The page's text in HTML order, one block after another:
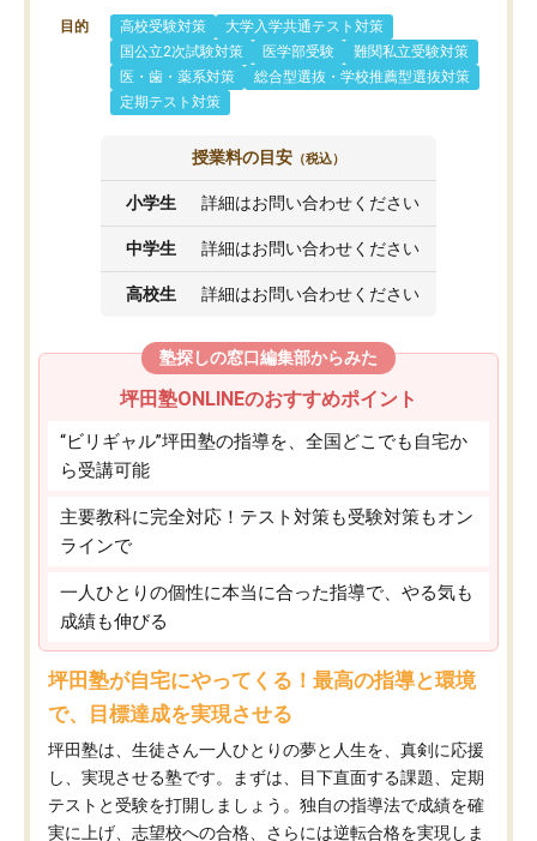
目的 高校受験対策
大学入学共通テスト対策
国公立2次試験対策
医学部受験
難関私立受験対策
医・歯・薬系対策
総合型選抜・学校推薦型選抜対策
定期テスト対策
授業料の目安 （税込）
小学生 詳細はお問い合わせください
中学生 詳細はお問い合わせください
高校生 詳細はお問い合わせください
塾探しの窓口編集部からみた
坪田塾ONLINEのおすすめポイント
“ビリギャル”坪田塾の指導を、全国どこでも自宅か
ら受講可能
主要教科に完全対応！テスト対策も受験対策もオン
ラインで
一人ひとりの個性に本当に合った指導で、やる気も
成績も伸びる
坪田塾が自宅にやってくる！最高の指導と環境
で、目標達成を実現させる
坪田塾は、生徒さん一人ひとりの夢と人生を、真剣に応援
し、実現させる塾です。まずは、目下直面する課題、定期
テストと受験を打開しましょう。独自の指導法で成績を確
実に上げ、志望校への合格、さらには逆転合格を実現しま